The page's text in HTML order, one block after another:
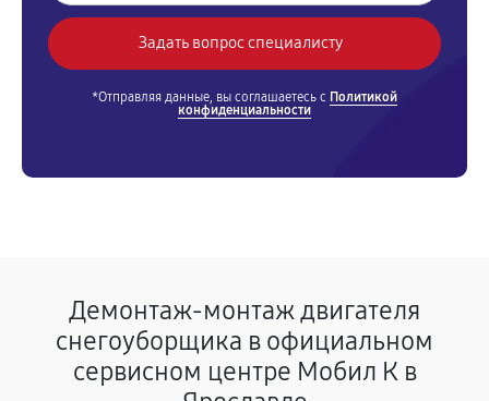
*Отправляя данные, вы соглашаетесь с Политикой
конфиденциальности
Демонтаж-монтаж двигателя
снегоуборщика в официальном
сервисном центре Мобил К в